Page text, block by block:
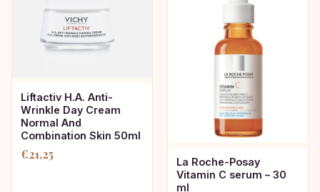
Liftactiv H.A. Anti-
Wrinkle Day Cream
Normal And
Combination Skin 50ml
€21,25
La Roche-Posay
Vitamin C serum – 30
ml